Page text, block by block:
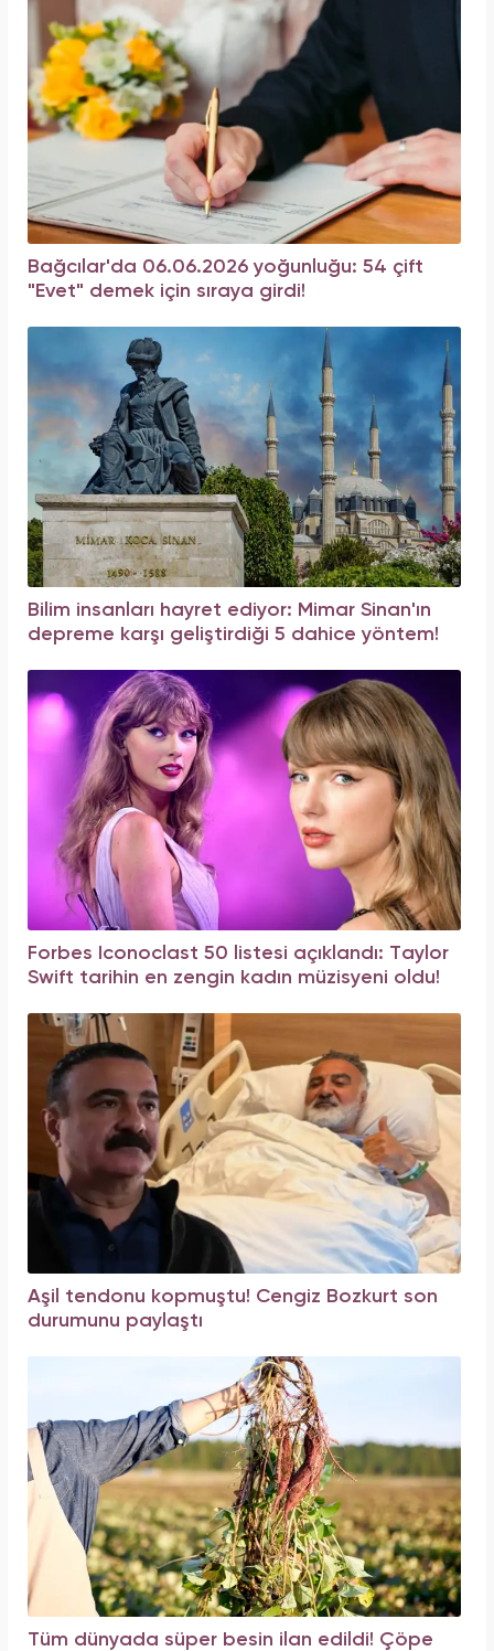
Bağcılar'da 06.06.2026 yoğunluğu: 54 çift
"Evet" demek için sıraya girdi!
Bilim insanları hayret ediyor: Mimar Sinan'ın
depreme karşı geliştirdiği 5 dahice yöntem!
Forbes Iconoclast 50 listesi açıklandı: Taylor
Swift tarihin en zengin kadın müzisyeni oldu!
Aşil tendonu kopmuştu! Cengiz Bozkurt son
durumunu paylaştı
Tüm dünyada süper besin ilan edildi! Çöpe